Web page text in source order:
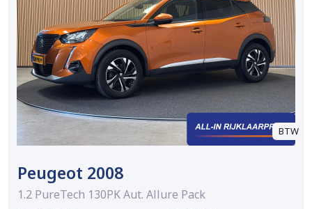
BTW
Peugeot 2008
1.2 PureTech 130PK Aut. Allure Pack